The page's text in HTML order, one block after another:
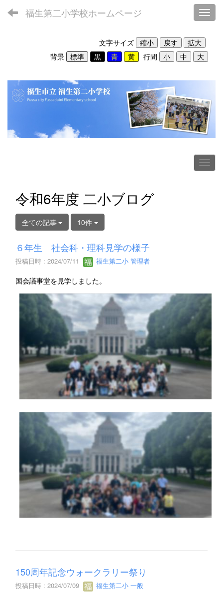
福生第二小学校ホームページ
文字サイズ
背景
行間
令和6年度 二小ブログ
全ての記事 10件
６年生 社会科・理科見学の様子
投稿日時 : 2024/07/11 福生第二小 管理者
国会議事堂を見学しました。
150周年記念ウォークラリー祭り
投稿日時 : 2024/07/09 福生第二小 一般